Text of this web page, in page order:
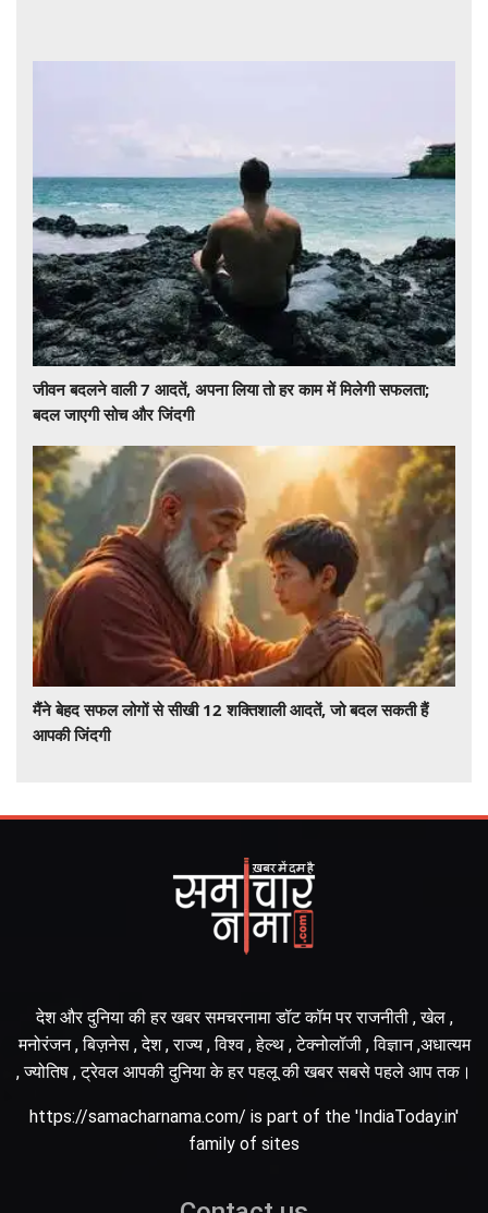
जीवन बदलने वाली 7 आदतें, अपना लिया तो हर काम में मिलेगी सफलता;
बदल जाएगी सोच और जिंदगी
मैंने बेहद सफल लोगों से सीखी 12 शक्तिशाली आदतें, जो बदल सकती हैं
आपकी जिंदगी
देश और दुनिया की हर खबर समचरनामा डॉट कॉम पर राजनीती , खेल ,
मनोरंजन , बिज़नेस , देश , राज्य , विश्व , हेल्थ , टेक्नोलॉजी , विज्ञान ,अधात्यम
, ज्योतिष , ट्रेवल आपकी दुनिया के हर पहलू की खबर सबसे पहले आप तक।
https://samacharnama.com/ is part of the 'IndiaToday.in'
family of sites